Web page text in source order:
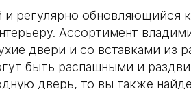
регулярно обновляющийся
Ассортимент
двери и со вставками из
быть распашными и
дверь, то вы также